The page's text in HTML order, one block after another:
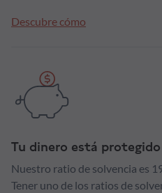
Descubre cómo
Tu dinero está protegido
Nuestro ratio de solvencia es
Tener uno de los ratios de